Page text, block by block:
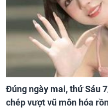
Đúng ngày mai, thứ Sáu
chép vượt vũ môn hóa